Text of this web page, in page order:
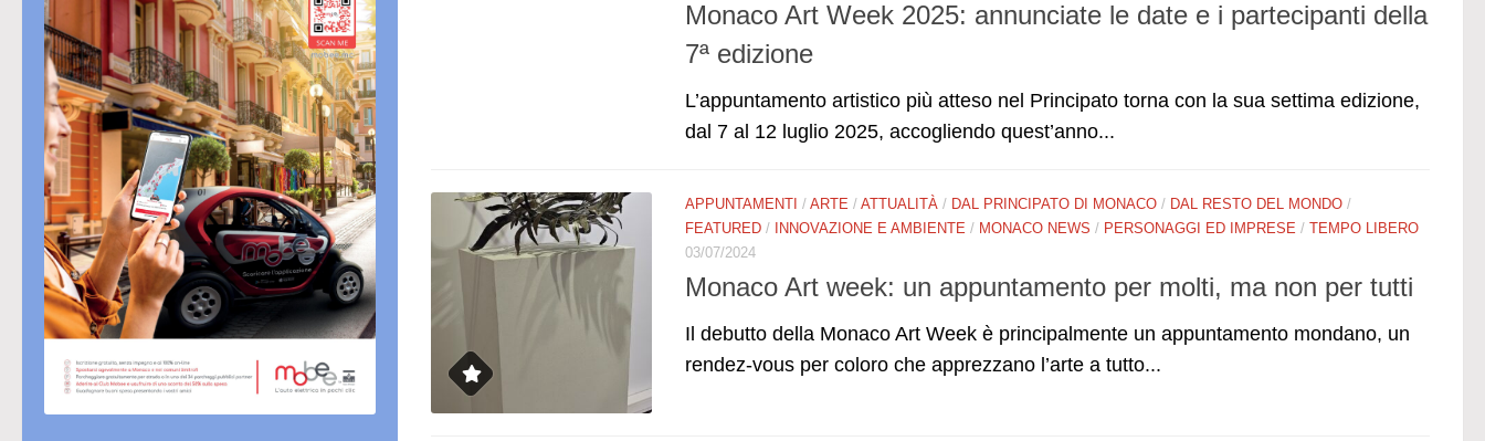
Monaco Art Week 2025: annunciate le date e i partecipanti della
7ª edizione
L’appuntamento artistico più atteso nel Principato torna con la sua settima edizione,
dal 7 al 12 luglio 2025, accogliendo quest’anno...
APPUNTAMENTI / ARTE / ATTUALITÀ / DAL PRINCIPATO DI MONACO / DAL RESTO DEL MONDO /
FEATURED / INNOVAZIONE E AMBIENTE / MONACO NEWS / PERSONAGGI ED IMPRESE / TEMPO LIBERO
03/07/2024
Monaco Art week: un appuntamento per molti, ma non per tutti
Il debutto della Monaco Art Week è principalmente un appuntamento mondano, un
rendez-vous per coloro che apprezzano l’arte a tutto...